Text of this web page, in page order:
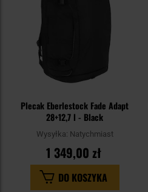
Plecak Eberlestock Fade Adapt
28+12,7 l - Black
Wysyłka: Natychmiast
1 349,00 zł
DO KOSZYKA